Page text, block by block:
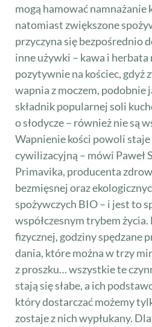
mogą hamować namnażanie
natomiast zwiększone
przyczyna się bezpośrednio
inne używki – kawa i herbata
pozytywnie na kościec, gdyż
wapnia z moczem, podobnie
składnik popularnej soli
o słodycze – również nie są
Wapnienie kości powoli staje
cywilizacyjną – mówi Paweł
Primavika, producenta
bezmięsnej oraz
spożywczych BIO – i jest to
współczesnym trybem
fizycznej, godziny spędzane
dania, które można w trzy
z proszku… wszystkie te
stają się słabe, a ich
który dostarczać możemy
zostaje z nich wypłukany.